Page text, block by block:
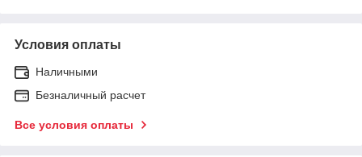
Условия оплаты
Наличными
Безналичный расчет
Все условия оплаты